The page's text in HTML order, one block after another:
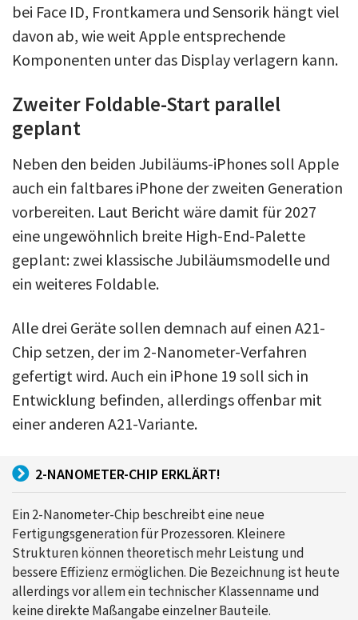
bei Face ID, Frontkamera und Sensorik hängt viel
davon ab, wie weit Apple entsprechende
Komponenten unter das Display verlagern kann.
Zweiter Foldable-Start parallel
geplant
Neben den beiden Jubiläums-iPhones soll Apple
auch ein faltbares iPhone der zweiten Generation
vorbereiten. Laut Bericht wäre damit für 2027
eine ungewöhnlich breite High-End-Palette
geplant: zwei klassische Jubiläumsmodelle und
ein weiteres Foldable.
Alle drei Geräte sollen demnach auf einen A21-
Chip setzen, der im 2-Nanometer-Verfahren
gefertigt wird. Auch ein iPhone 19 soll sich in
Entwicklung befinden, allerdings offenbar mit
einer anderen A21-Variante.
2-NANOMETER-CHIP ERKLÄRT!
Ein 2-Nanometer-Chip beschreibt eine neue
Fertigungsgeneration für Prozessoren. Kleinere
Strukturen können theoretisch mehr Leistung und
bessere Effizienz ermöglichen. Die Bezeichnung ist heute
allerdings vor allem ein technischer Klassenname und
keine direkte Maßangabe einzelner Bauteile.